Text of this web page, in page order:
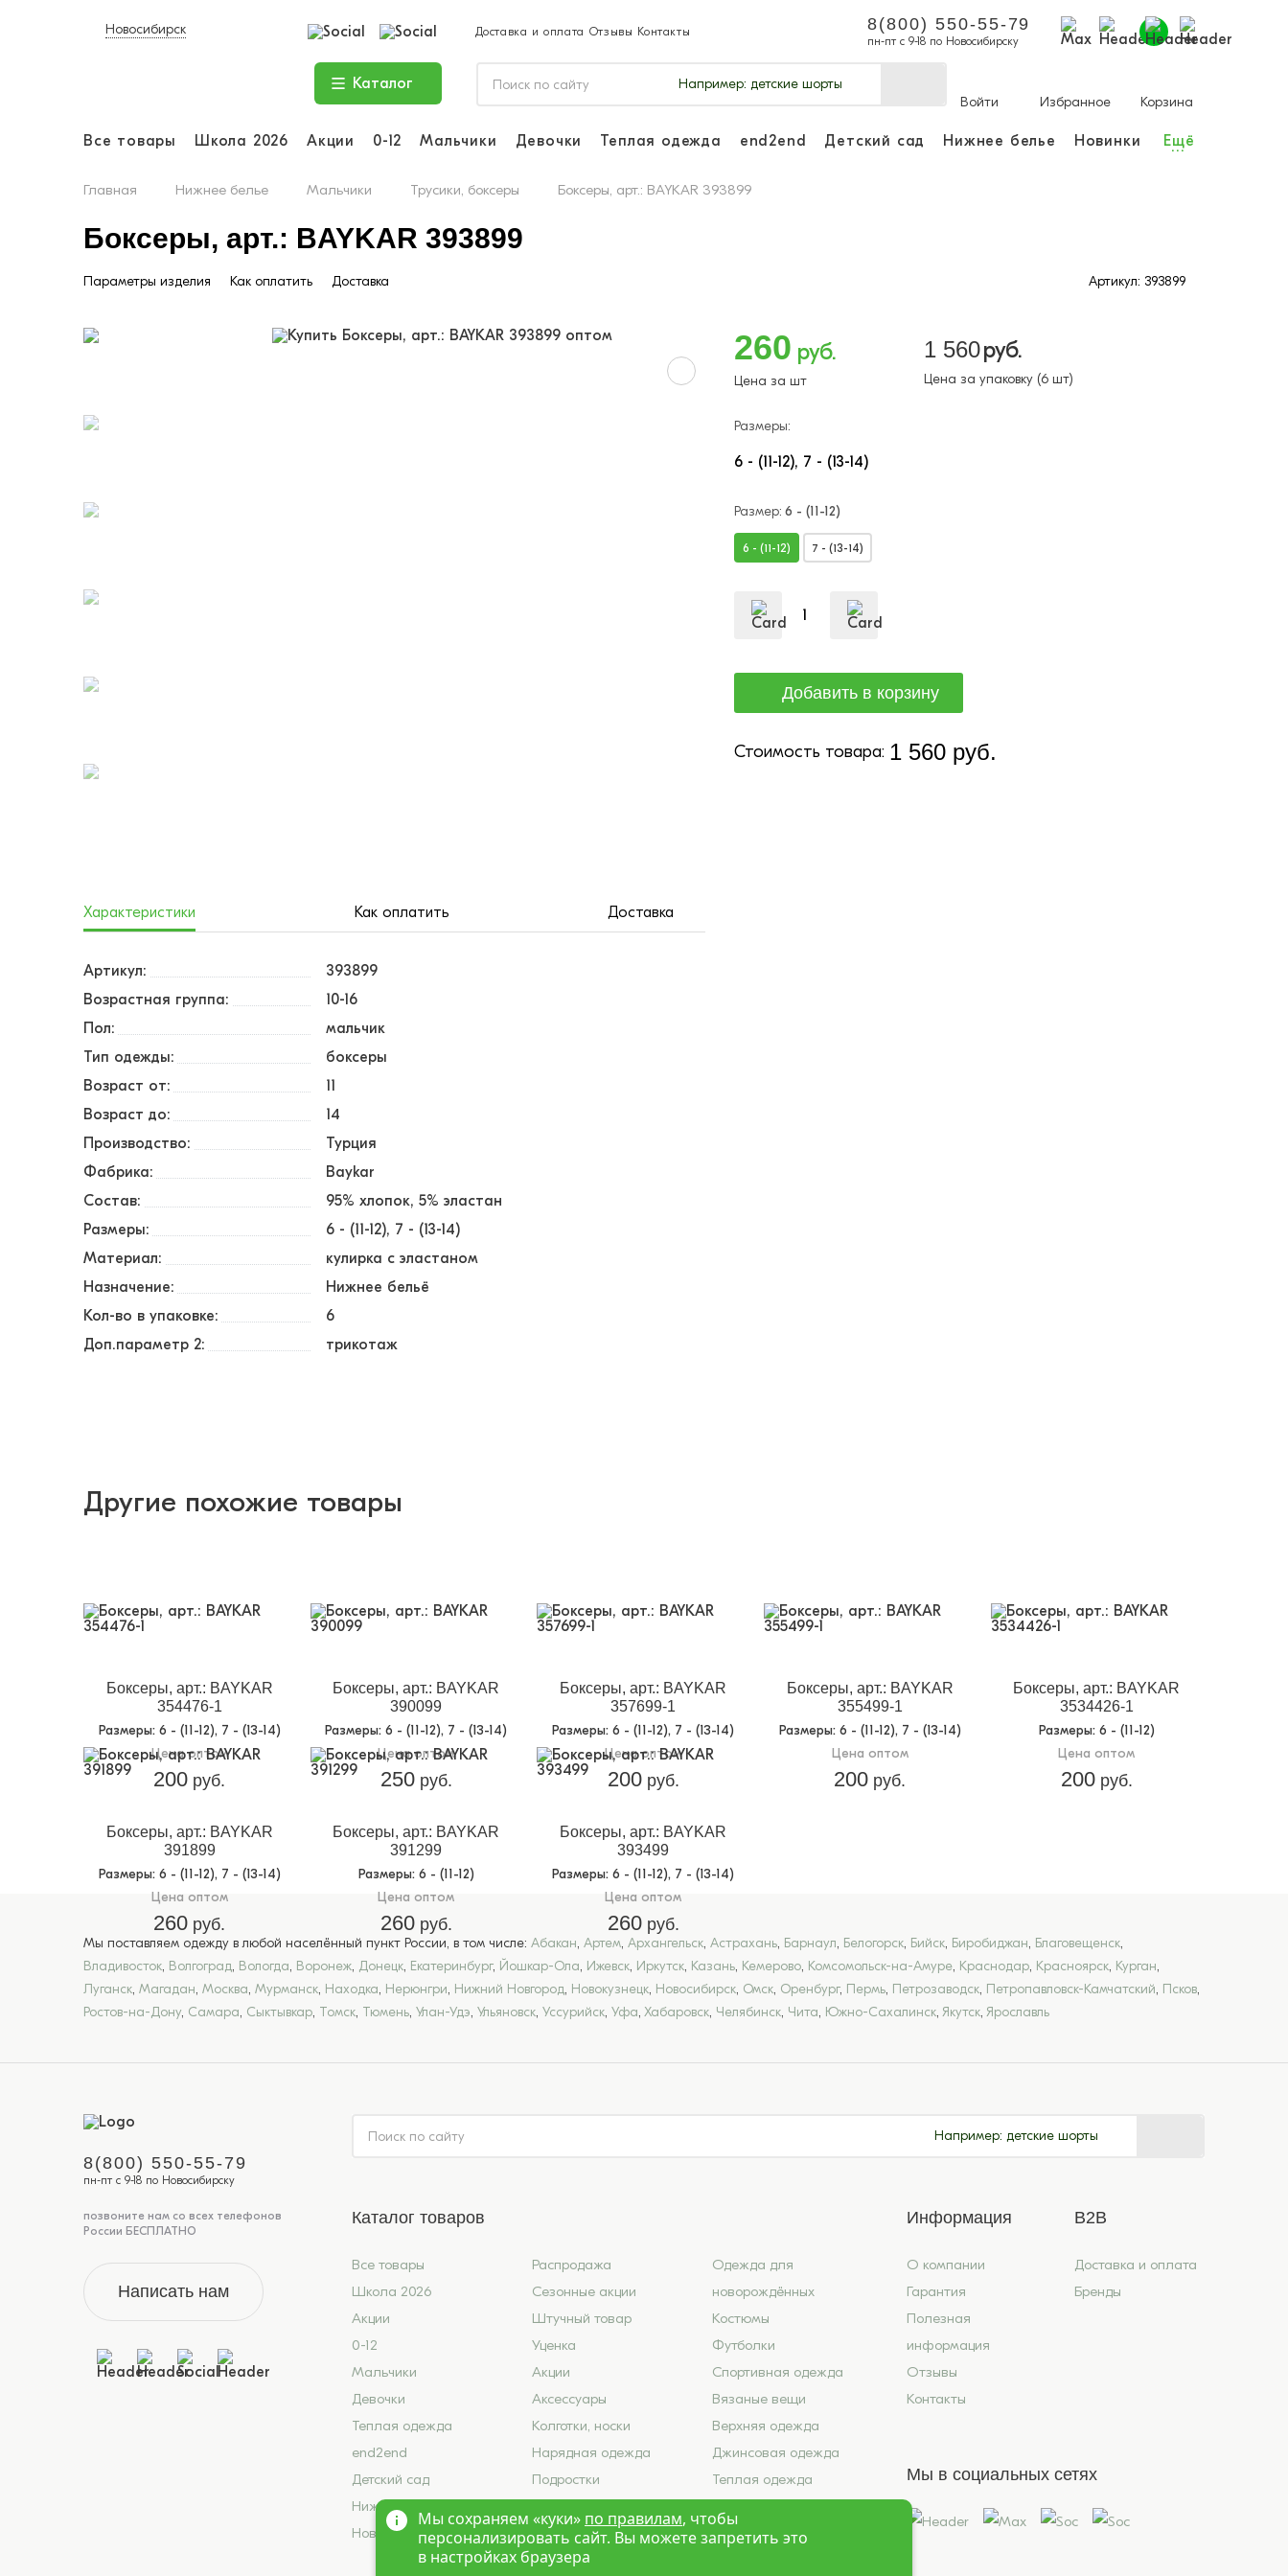
Новосибирск Доставка и оплата Отзывы Контакты 8(800) 550-55-79
пн-пт с 9-18 по Новосибирску
Каталог Например: детские шорты
Войти
Избранное Корзина
Все товары Школа 2026 Акции 0-12 Мальчики Девочки Теплая одежда end2end Детский сад Нижнее белье Новинки Ещё
...
Главная Нижнее белье Мальчики Трусики, боксеры Боксеры, арт.: BAYKAR 393899
Боксеры, арт.: BAYKAR 393899
Параметры изделия Как оплатить Доставка Артикул: 393899
260 руб.
Цена за шт
1 560руб.
Цена за упаковку (6 шт)
Размеры:
6 - (11-12) 7 - (13-14)
Размер: 6 - (11-12)
6 - (11-12) 7 - (13-14)
Стоимость товара: 1 560 руб.
Характеристики Как оплатить Доставка
Артикул:
393899
Возрастная группа:
10-16
Пол:
мальчик
Тип одежды:
боксеры
Возраст от:
11
Возраст до:
14
Производство:
Турция
Фабрика:
Baykar
Состав:
95% хлопок, 5% эластан
Размеры:
6 - (11-12) 7 - (13-14)
Материал:
кулирка с эластаном
Назначение:
Нижнее бельё
Кол-во в упаковке:
6
Доп.параметр 2:
трикотаж
Другие похожие товары
Боксеры, арт.: BAYKAR
354476-1
Размеры: 6 - (11-12), 7 - (13-14)
Цена оптом
200 руб.
Боксеры, арт.: BAYKAR
390099
Размеры: 6 - (11-12), 7 - (13-14)
Цена оптом
250руб.
Боксеры, арт.: BAYKAR
357699-1
Размеры: 6 - (11-12), 7 - (13-14)
Цена оптом
200руб.
Боксеры, арт.: BAYKAR
355499-1
Размеры: 6 - (11-12), 7 - (13-14)
Цена оптом
200 руб.
Боксеры, арт.: BAYKAR
3534426-1
Размеры: 6 - (11-12)
Цена оптом
200руб.
Боксеры, арт.: BAYKAR
391899
Размеры: 6 - (11-12), 7 - (13-14)
Цена оптом
260 руб.
Боксеры, арт.: BAYKAR
391299
Размеры: 6 - (11-12)
Цена оптом
260руб.
Боксеры, арт.: BAYKAR
393499
Размеры: 6 - (11-12), 7 - (13-14)
Цена оптом
260руб.
Мы поставляем одежду в любой населённый пункт России, в том числе: Абакан, Артем, Архангельск, Астрахань, Барнаул, Белогорск, Бийск, Биробиджан, Благовещенск,
Владивосток, Волгоград, Вологда, Воронеж, Донецк, Екатеринбург, Йошкар-Ола, Ижевск, Иркутск, Казань, Кемерово, Комсомольск-на-Амуре, Краснодар, Красноярск, Курган,
Луганск, Магадан, Москва, Мурманск, Находка, Нерюнгри, Нижний Новгород, Новокузнецк, Новосибирск, Омск, Оренбург, Пермь, Петрозаводск, Петропавловск-Камчатский, Псков,
Ростов-на-Дону, Самара, Сыктывкар, Томск, Тюмень, Улан-Удэ, Ульяновск, Уссурийск, Уфа, Хабаровск, Челябинск, Чита, Южно-Сахалинск, Якутск, Ярославль
8(800) 550-55-79
пн-пт с 9-18 по Новосибирску
позвоните нам со всех телефонов
России БЕСПЛАТНО
Написать нам
Например: детские шорты
Каталог товаров
Все товары
Школа 2026
Акции
0-12
Мальчики
Девочки
Теплая одежда
end2end
Детский сад
Нижнее белье
Новинки
Распродажа
Сезонные акции
Штучный товар
Уценка
Акции
Аксессуары
Колготки, носки
Нарядная одежда
Подростки
Одежда для
новорождённых
Костюмы
Футболки
Спортивная одежда
Вязаные вещи
Верхняя одежда
Джинсовая одежда
Теплая одежда
Информация
О компании
Гарантия
Полезная
информация
Отзывы
Контакты
B2B
Доставка и оплата
Бренды
Мы в социальных сетях
Мы сохраняем «куки» по правилам, чтобы
персонализировать сайт. Вы можете запретить это
в настройках браузера